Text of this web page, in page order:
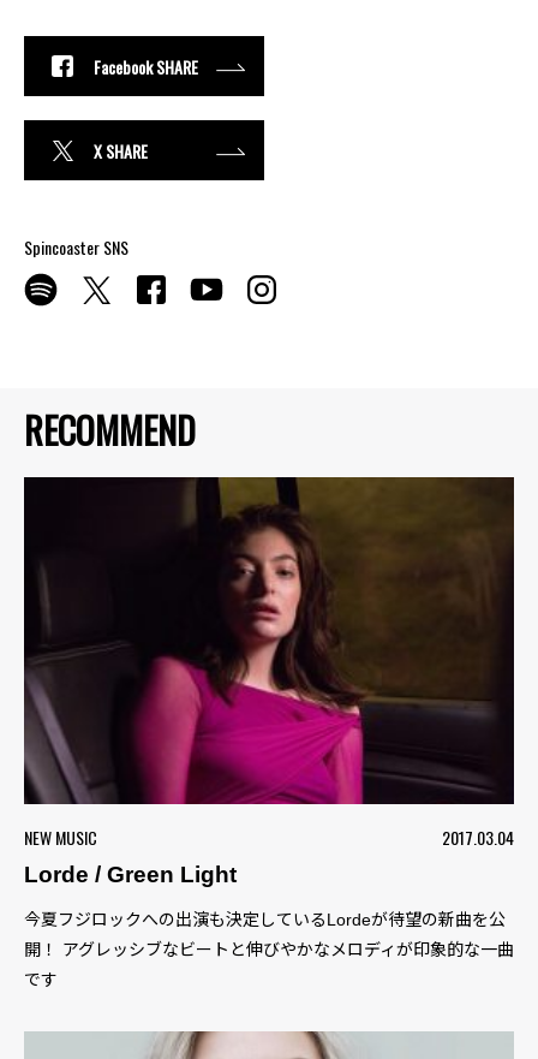
RECOMMEND
NEW MUSIC
2017.03.04
Lorde / Green Light
今夏フジロックへの出演も決定しているLordeが待望の新曲を公
開！ アグレッシブなビートと伸びやかなメロディが印象的な一曲
です
Facebook SHARE
X SHARE
Spincoaster SNS